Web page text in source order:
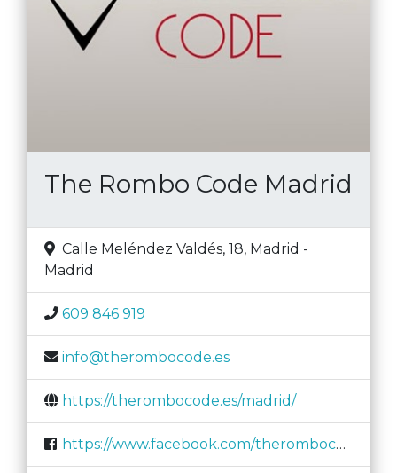
The Rombo Code Madrid
Calle Meléndez Valdés, 18, Madrid -
Madrid
609 846 919
info@therombocode.es
https://therombocode.es/madrid/
https://www.facebook.com/therombocode